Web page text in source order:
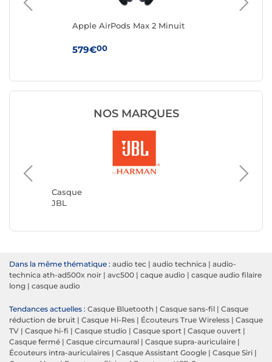
Apple AirPods Max 2 Minuit
579€00
NOS MARQUES
Casque
JBL
Casque
JVC
Dans la même thématique : audio tec | audio technica | audio-
technica ath-ad500x noir | avc500 | caque audio | casque audio filaire
long | casque audio
Tendances actuelles : Casque Bluetooth | Casque sans-fil | Casque
réduction de bruit | Casque Hi-Res | Écouteurs True Wireless | Casque
TV | Casque hi-fi | Casque studio | Casque sport | Casque ouvert |
Casque fermé | Casque circumaural | Casque supra-auriculaire |
Écouteurs intra-auriculaires | Casque Assistant Google | Casque Siri |